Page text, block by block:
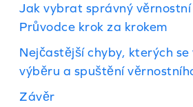
Jak vybrat správný
Průvodce krok za krokem
Nejčastější chyby, kterých
výběru a spuštění
Závěr